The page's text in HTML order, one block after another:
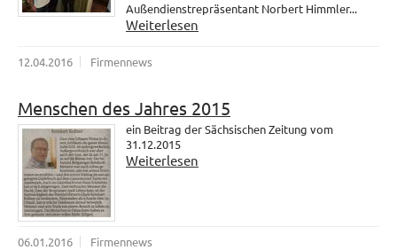
Außendienstrepräsentant Norbert Himmler...
Weiterlesen
12.04.2016 Firmennews
Menschen des Jahres 2015
ein Beitrag der Sächsischen Zeitung vom
31.12.2015
Weiterlesen
06.01.2016 Firmennews